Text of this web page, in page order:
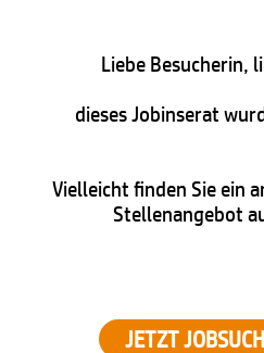
Liebe Besucherin,
dieses Jobinserat
Vielleicht finden Sie ein
Stellenangebot
JETZT